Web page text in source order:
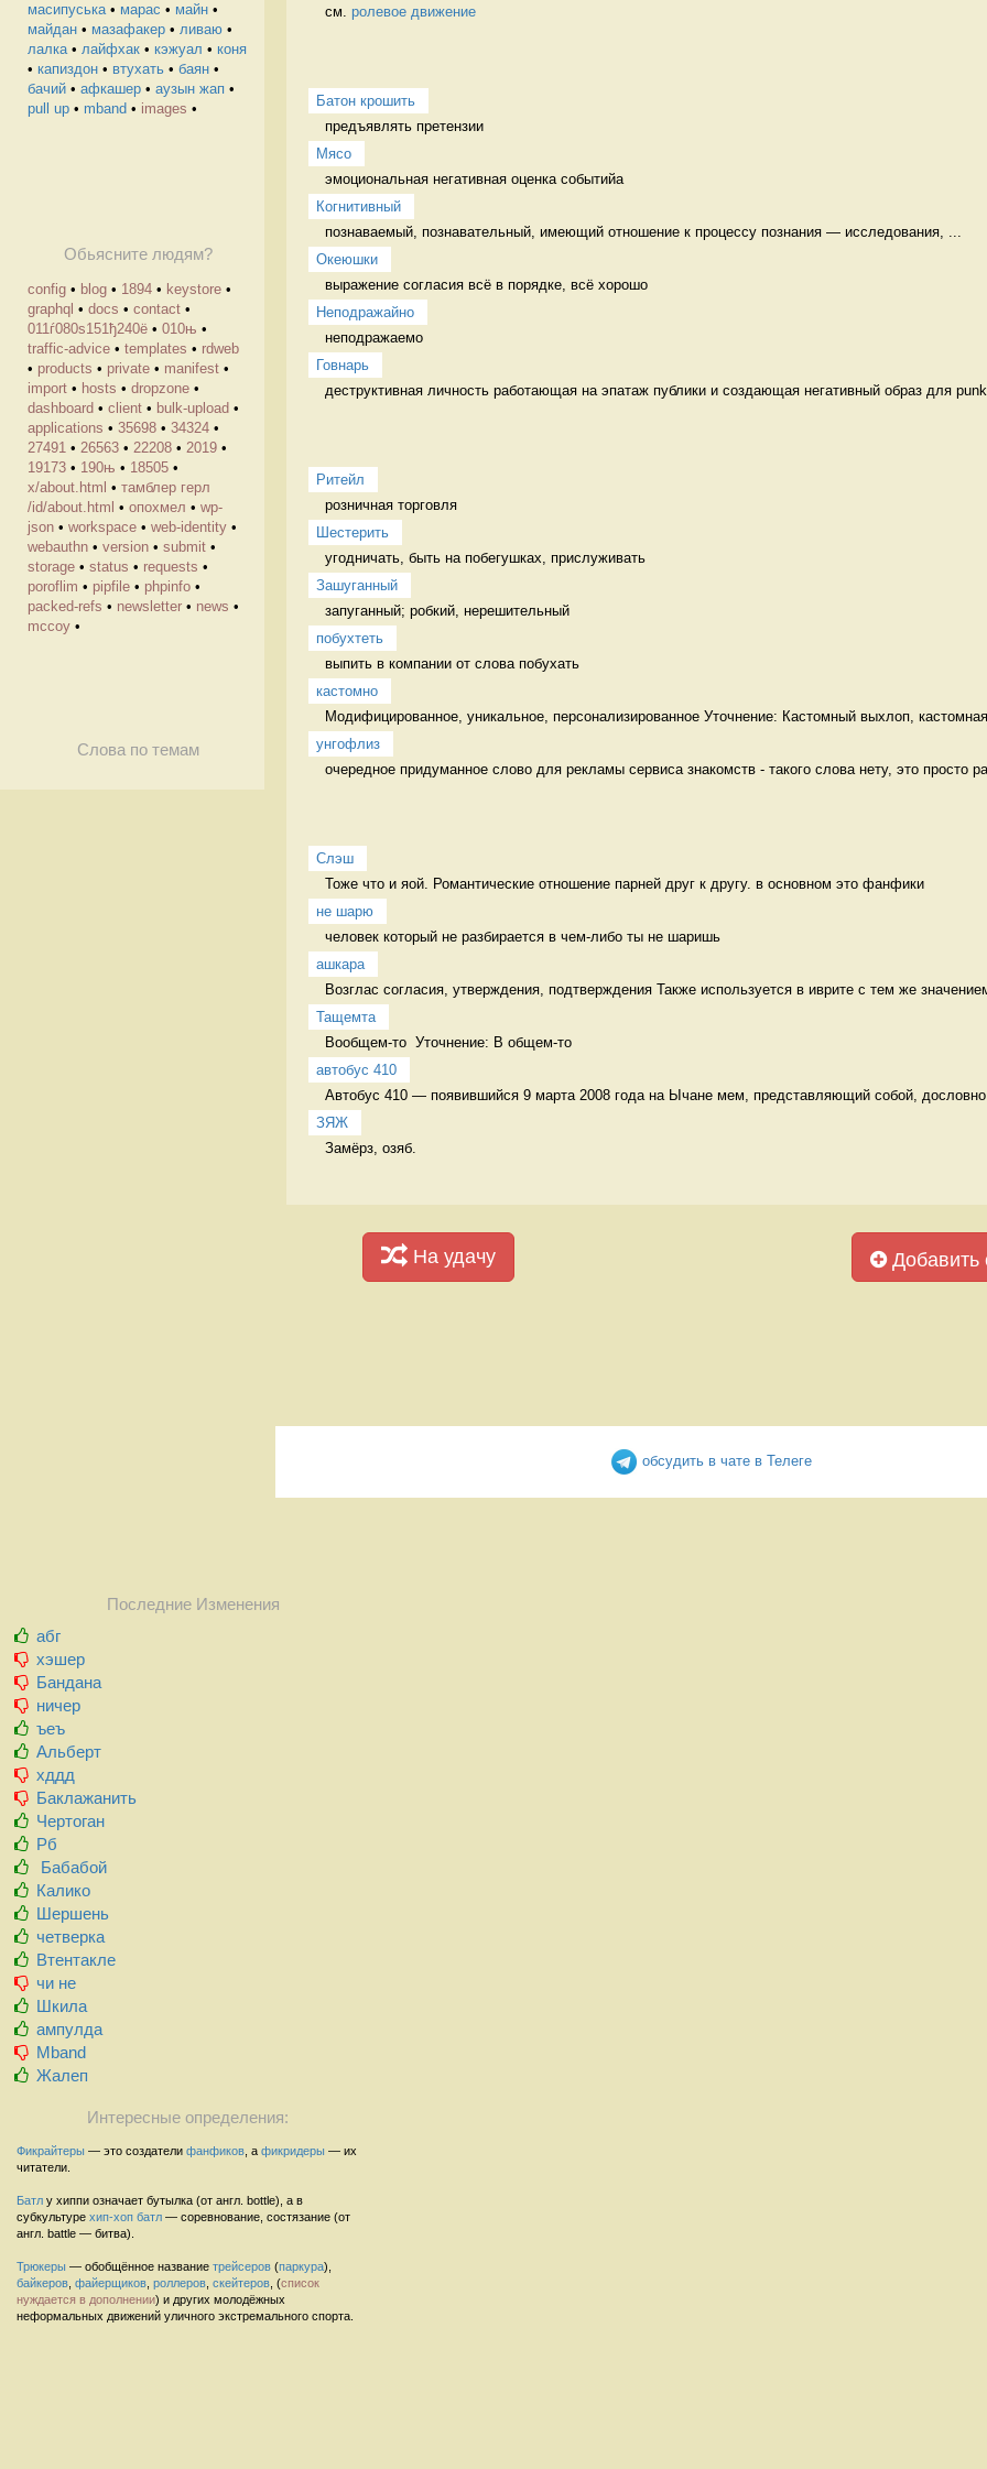
масипуська• марас • майн •
майдан • мазафакер • ливаю •
лалка• лайфхак • кэжуал • коня
• капиздон • втухать • баян •
бачий • афкашер • аузын жап •
pull up • mband • images •
Обьясните людям?
config • blog • 1894 • keystore •
graphql • docs • contact •
011ѓ080ѕ151ђ240ё • 010њ •
traffic-advice • templates • rdweb
• products • private • manifest •
import • hosts • dropzone •
dashboard • client • bulk-upload •
applications • 35698 • 34324 •
27491 • 26563 • 22208 • 2019 •
19173 • 190њ • 18505 •
х/about.html • тамблер герл
/id/about.html • опохмел • wp-
json • workspace • web-identity •
webauthn • version • submit •
storage • status • requests •
poroflim • pipfile • phpinfo •
packed-refs • newsletter • news •
mccoy •
Слова по темам
см. ролевое движение
Батон крошить
предъявлять претензии
Мясо
эмоциональная негативная оценка событийа
Когнитивный
познаваемый, познавательный, имеющий отношение к процессу познания — исследования, ...
Океюшки
выражение согласия всё в порядке, всё хорошо
Неподражайно
неподражаемо
Говнарь
деструктивная личность работающая на эпатаж публики и создающая негативный образ для
Ритейл
розничная торговля
Шестерить
угодничать, быть на побегушках, прислуживать
Зашуганный
запуганный; робкий, нерешительный
побухтеть
выпить в компании от слова побухать
кастомно
Модифицированное, уникальное, персонализированное Уточнение: Кастомный выхлоп, кастомная
унгофлиз
очередное придуманное слово для рекламы сервиса знакомств - такого слова нету, это просто
Слэш
Тоже что и яой. Романтические отношение парней друг к другу. в основном это фанфики
не шарю
человек который не разбирается в чем-либо ты не шаришь
ашкара
Возглас согласия, утверждения, подтверждения Также используется в иврите с тем же
Тащемта
Вообщем-то  Уточнение: В общем-то
автобус 410
Автобус 410 — появившийся 9 марта 2008 года на Ычане мем, представляющий собой, дословно
ЗЯЖ
Замёрз, озяб.
На удачу Добавить
обсудить в чате в Телеге
Последние Изменения
абг
хэшер
Бандана
ничер
ъеъ
Альберт
хддд
Баклажанить
Чертоган
Рб
Бабабой
Калико
Шершень
четверка
Втентакле
чи не
Шкила
ампулда
Mband
Жалеп
Интересные определения:
Фикрайтеры — это создатели фанфиков , а фикридеры — их
читатели.
Батл у хиппи означает бутылка (от англ. bottle), а в
субкультуре хип-хоп батл — соревнование, состязание (от
англ. battle — битва).
Трюкеры — обобщённое название трейсеров (паркура),
байкеров файерщиков роллеров скейтеров , (список
нуждается в дополнении) и других молодёжных
неформальных движений уличного экстремального спорта.